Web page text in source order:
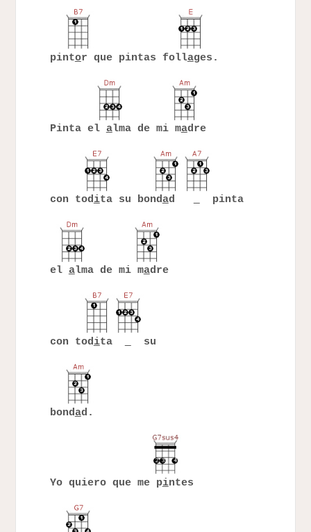
pintor que pintas follages.
Pinta el alma de mi madre
con todita su bondad pinta
elalma de mi madre
con todita su
bondad.
Yo quiero que me pintes